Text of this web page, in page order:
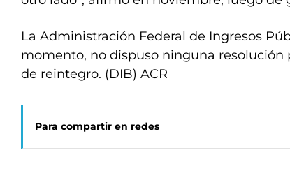
La Administración Federal de Ingresos
momento, no dispuso ninguna resolución
de reintegro. (DIB) ACR
Para compartir en redes